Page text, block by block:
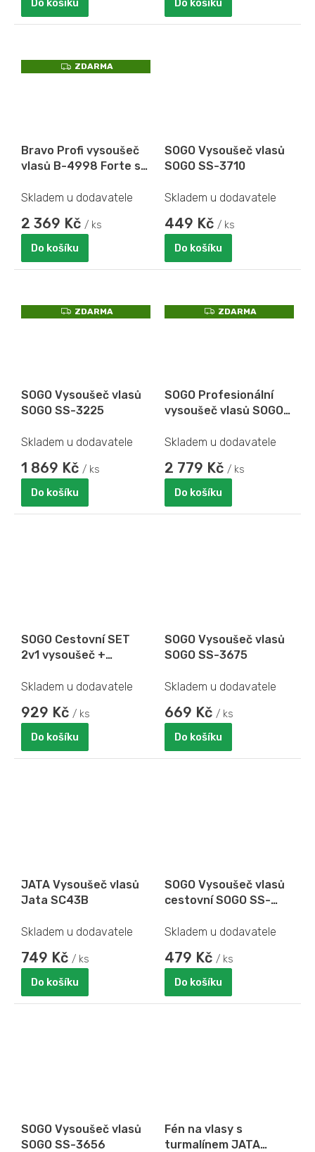
Do košíku Do košíku
Z
D
ZDARMA
Bravo Profi vysoušeč
vlasů B-4998 Forte s
Skladem u dodavatele
2 369 Kč / ks
Do košíku
SOGO Vysoušeč vlasů
SOGO SS-3710
Skladem u dodavatele
449 Kč / ks
Do košíku
Z
D
ZDARMA
SOGO Vysoušeč vlasů
SOGO SS-3225
Skladem u dodavatele
1 869 Kč / ks
Do košíku
Z
D
ZDARMA
SOGO Profesionální
vysoušeč vlasů SOGO
Skladem u dodavatele
2 779 Kč / ks
Do košíku
SOGO Cestovní SET
2v1 vysoušeč +
SS-3870
Skladem u dodavatele
929 Kč / ks
Do košíku
SOGO Vysoušeč vlasů
SOGO SS-3675
Skladem u dodavatele
669 Kč / ks
Do košíku
JATA Vysoušeč vlasů
Jata SC43B
Skladem u dodavatele
749 Kč / ks
Do košíku
SOGO Vysoušeč vlasů
cestovní SOGO SS-
Skladem u dodavatele
479 Kč / ks
Do košíku
SOGO Vysoušeč vlasů
SOGO SS-3656
Fén na vlasy s
turmalínem JATA